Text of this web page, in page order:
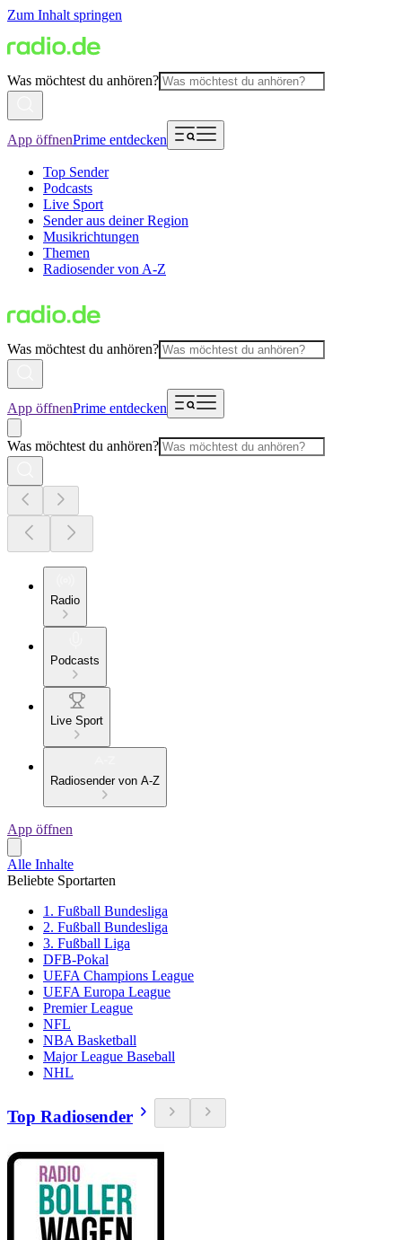
Zum Inhalt springen
Was möchtest du anhören?
App öffnenPrime entdecken
Top Sender
Podcasts
Live Sport
Sender aus deiner Region
Musikrichtungen
Themen
Radiosender von A-Z
Was möchtest du anhören?
App öffnenPrime entdecken
Was möchtest du anhören?
Radio
Podcasts
Live Sport
Radiosender von A-Z
App öffnen
Alle Inhalte
Beliebte Sportarten
1. Fußball Bundesliga
2. Fußball Bundesliga
3. Fußball Liga
DFB-Pokal
UEFA Champions League
UEFA Europa League
Premier League
NFL
NBA Basketball
Major League Baseball
NHL
Top Radiosender